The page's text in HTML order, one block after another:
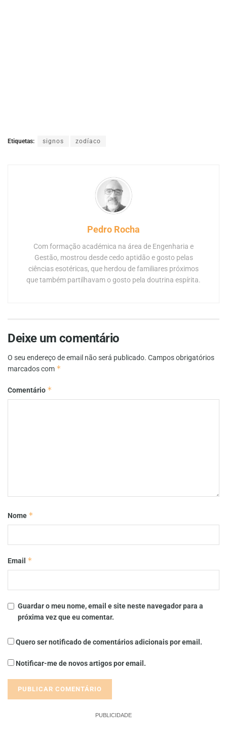
Etiquetas: signos zodíaco
Pedro Rocha
Com formação académica na área de Engenharia e
Gestão, mostrou desde cedo aptidão e gosto pelas
ciências esotéricas, que herdou de familiares próximos
que também partilhavam o gosto pela doutrina espírita.
Deixe um comentário
O seu endereço de email não será publicado. Campos obrigatórios
marcados com *
Comentário *
Nome *
Email *
Guardar o meu nome, email e site neste navegador para a
próxima vez que eu comentar.
Quero ser notificado de comentários adicionais por email.
Notificar-me de novos artigos por email.
PUBLICIDADE